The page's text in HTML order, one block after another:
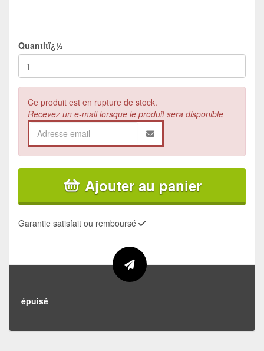
Quantitï¿½
Ce produit est en rupture de stock.
Recevez un e-mail lorsque le produit sera disponible
Ajouter au panier
Garantie satisfait ou remboursé
épuisé